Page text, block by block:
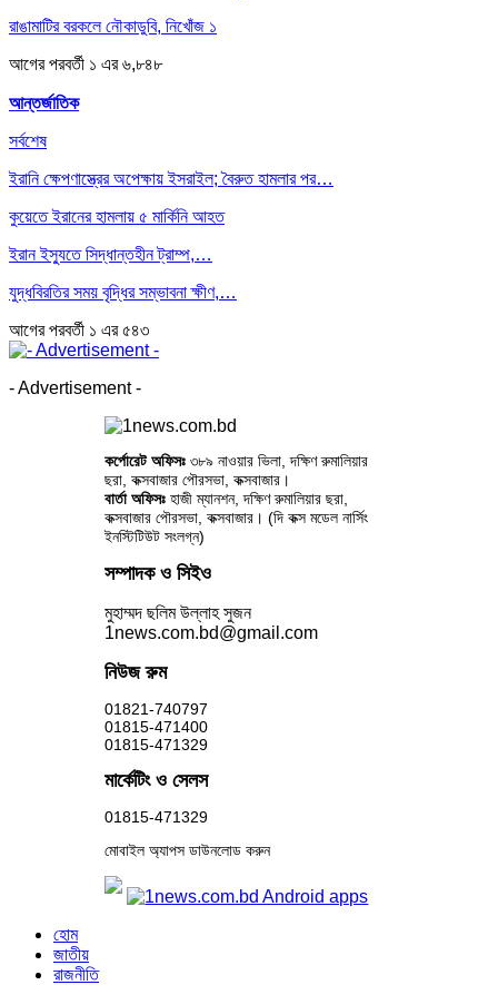
রাঙামাটির বরকলে নৌকাডুবি, নিখোঁজ ১
আগেরপরবর্তী ১ এর ৬,৮৪৮
আন্তর্জাতিক
সর্বশেষ
ইরানি ক্ষেপণাস্ত্রের অপেক্ষায় ইসরাইল; বৈরুত হামলার পর…
কুয়েতে ইরানের হামলায় ৫ মার্কিনি আহত
ইরান ইস্যুতে সিদ্ধান্তহীন ট্রাম্প,…
যুদ্ধবিরতির সময় বৃদ্ধির সম্ভাবনা ক্ষীণ,…
আগেরপরবর্তী ১ এর ৫৪৩
- Advertisement -
কর্পোরেট অফিসঃ ৩৮৯ নাওয়ার ভিলা, দক্ষিণ রুমালিয়ার
ছরা, কক্সবাজার পৌরসভা, কক্সবাজার।
বার্তা অফিসঃহাজী ম্যানশন, দক্ষিণ রুমালিয়ার ছরা,
কক্সবাজার পৌরসভা, কক্সবাজার। (দি কক্স মডেল নার্সিং
ইনস্টিটিউট সংলগ্ন)
সম্পাদক ও সিইও
মুহাম্মদ ছলিম উল্লাহ সুজন
1news.com.bd@gmail.com
নিউজ রুম
01821-740797
01815-471400
01815-471329
মার্কেটিং ও সেলস
01815-471329
মোবাইল অ্যাপস ডাউনলোড করুন
হোম
জাতীয়
রাজনীতি